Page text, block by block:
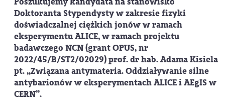
Doktoranta Stypendysty w zakresie fizyki
doświadczalnej ciężkich jonów w ramach
eksperymentu ALICE, w ramach projektu
badawczego NCN (grant OPUS, nr
2022/45/B/ST2/02029) prof. dr hab. Adama Kisiela
pt. „Związana antymateria. Oddziaływanie silne
antybarionów w eksperymentach ALICE i AEgIS w
CERN”.